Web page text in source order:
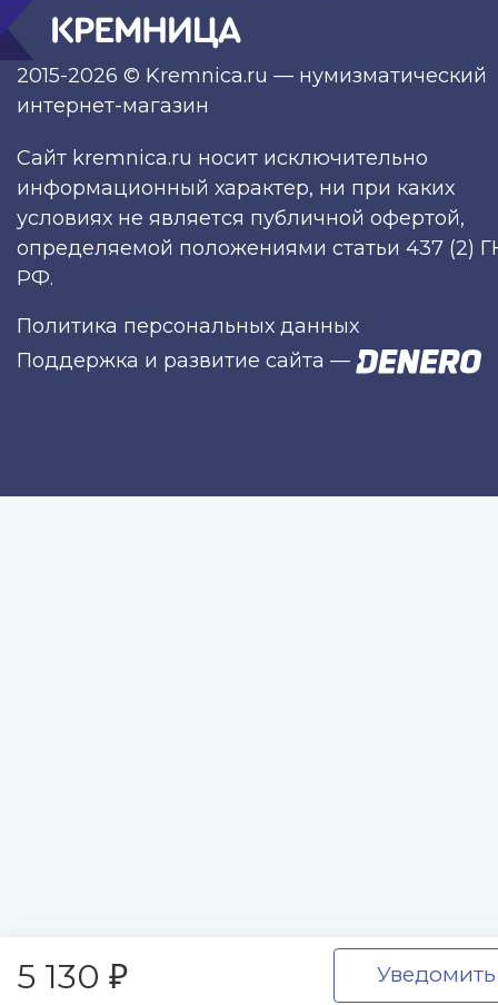
5 130 ₽ Уведомить
2015-2026 © Kremnica.ru — нумизматический
интернет-магазин
Сайт kremnica.ru носит исключительно
информационный характер, ни при каких
условиях не является публичной офертой,
определяемой положениями статьи 437 (2)
РФ.
Политика персональных данных
Поддержка и развитие сайта —